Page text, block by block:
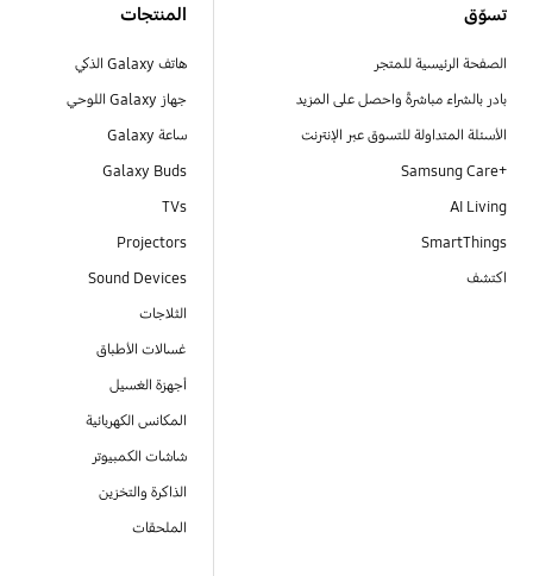
تسوّق
الصفحة الرئيسية للمتجر
بادر بالشراء مباشرةً واحصل على المزيد
الأسئلة المتداولة للتسوق عبر الإنترنت
+Samsung Care
AI Living
SmartThings
اكتشف
المنتجات
هاتف Galaxy الذكي
جهاز Galaxy اللوحي
ساعة Galaxy
Galaxy Buds
TVs
Projectors
Sound Devices
الثلاجات
غسالات الأطباق
أجهزة الغسيل
المكانس الكهربائية
شاشات الكمبيوتر
الذاكرة والتخزين
الملحقات